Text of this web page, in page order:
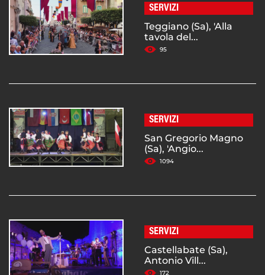
SERVIZI
Teggiano (Sa), 'Alla
tavola del...
95
SERVIZI
San Gregorio Magno
(Sa), 'Angio...
1094
SERVIZI
Castellabate (Sa),
Antonio Vill...
172